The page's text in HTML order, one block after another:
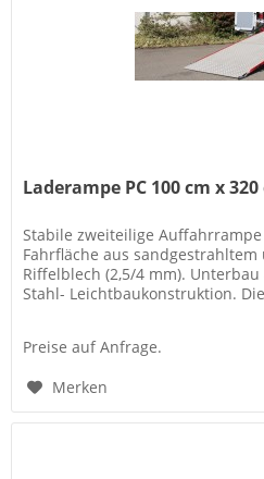
Laderampe PC 100 cm x
Stabile zweiteilige
Fahrfläche aus
Riffelblech (2,5/4 mm).
Stahl- Leichtbaukonstruktion.
Preise auf Anfrage.
Merken